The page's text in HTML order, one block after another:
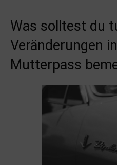
Was solltest du
Veränderungen
Mutterpass